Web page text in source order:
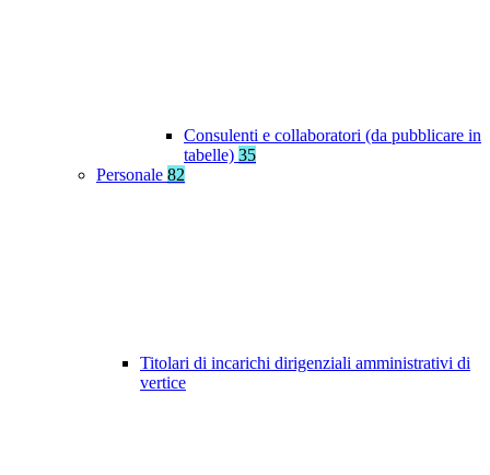
Consulenti e collaboratori (da pubblicare in
tabelle) 35
Personale 82
Titolari di incarichi dirigenziali amministrativi di
vertice